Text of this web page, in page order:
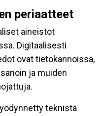
periaatteet
aineistot
Digitaalisesti
ovat tietokannoissa,
ja muiden
teknistä